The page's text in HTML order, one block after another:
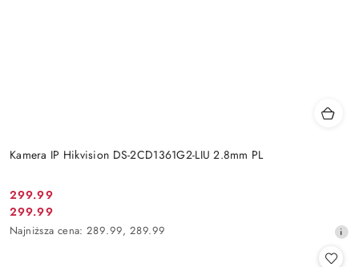
Kamera IP Hikvision DS-2CD1361G2-LIU 2.8mm PL
Cena
promocyjna:
299.99
Cena
promocyjna:
299.99
Najniższa
Najniższa cena: 289.99, 289.99